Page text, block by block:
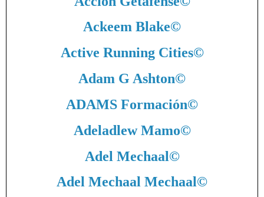
Ackeem Blake©
Active Running Cities©
Adam G Ashton©
ADAMS Formación©
Adeladlew Mamo©
Adel Mechaal©
Adel Mechaal Mechaal©